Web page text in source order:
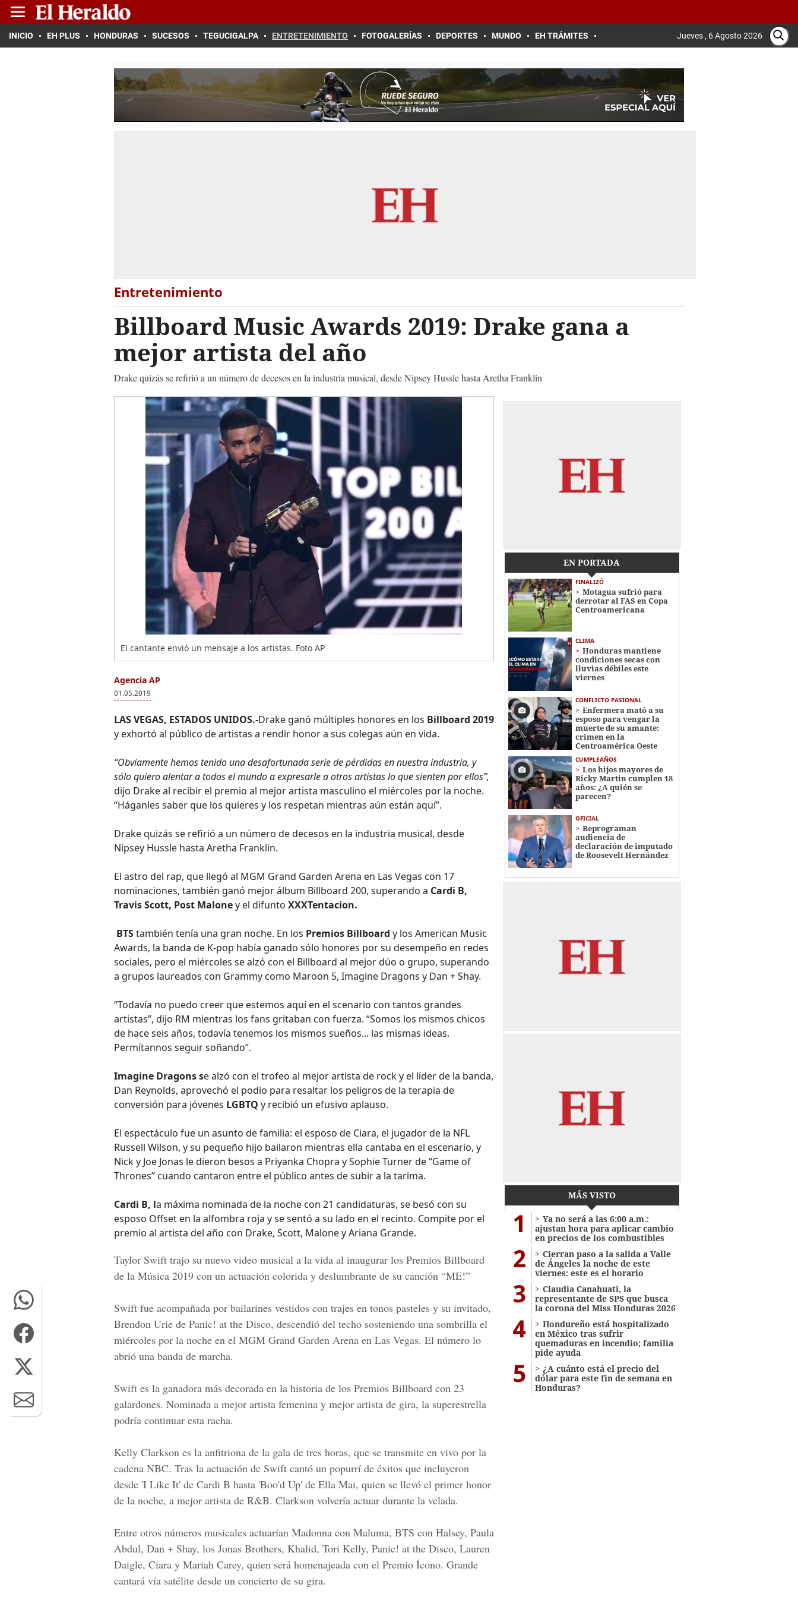
INICIO EH PLUS HONDURAS SUCESOS TEGUCIGALPA ENTRETENIMIENTO FOTOGALERÍAS DEPORTES MUNDO EH TRÁMITES Jueves , 6 Agosto 2026
Entretenimiento
Billboard Music Awards 2019: Drake gana a
mejor artista del año
Drake quizás se refirió a un número de decesos en la industria musical, desde Nipsey Hussle hasta Aretha Franklin
El cantante envió un mensaje a los artistas. Foto AP
Agencia AP
01.05.2019
LAS VEGAS, ESTADOS UNIDOS.-Drake ganó múltiples honores en los Billboard 2019
y exhortó al público de artistas a rendir honor a sus colegas aún en vida.
“Obviamente hemos tenido una desafortunada serie de pérdidas en nuestra industria, y
sólo quiero alentar a todos el mundo a expresarle a otros artistas lo que sienten por ellos”,
dijo Drake al recibir el premio al mejor artista masculino el miércoles por la noche.
“Háganles saber que los quieres y los respetan mientras aún están aquí”.
Drake quizás se refirió a un número de decesos en la industria musical, desde
Nipsey Hussle hasta Aretha Franklin.
El astro del rap, que llegó al MGM Grand Garden Arena en Las Vegas con 17
nominaciones, también ganó mejor álbum Billboard 200, superando a Cardi B,
Travis Scott, Post Maloney el difunto XXXTentacion.
BTStambién tenía una gran noche. En los Premios Billboard y los American Music
Awards, la banda de K-pop había ganado sólo honores por su desempeño en redes
sociales, pero el miércoles se alzó con el Billboard al mejor dúo o grupo, superando
a grupos laureados con Grammy como Maroon 5, Imagine Dragons y Dan + Shay.
“Todavía no puedo creer que estemos aquí en el scenario con tantos grandes
artistas”, dijo RM mientras los fans gritaban con fuerza. “Somos los mismos chicos
de hace seis años, todavía tenemos los mismos sueños... las mismas ideas.
Permítannos seguir soñando”.
Imagine Dragons se alzó con el trofeo al mejor artista de rock y el líder de la banda,
Dan Reynolds, aprovechó el podio para resaltar los peligros de la terapia de
conversión para jóvenes LGBTQ y recibió un efusivo aplauso.
El espectáculo fue un asunto de familia: el esposo de Ciara, el jugador de la NFL
Russell Wilson, y su pequeño hijo bailaron mientras ella cantaba en el escenario, y
Nick y Joe Jonas le dieron besos a Priyanka Chopra y Sophie Turner de “Game of
Thrones” cuando cantaron entre el público antes de subir a la tarima.
Cardi B, la máxima nominada de la noche con 21 candidaturas, se besó con su
esposo Offset en la alfombra roja y se sentó a su lado en el recinto. Compite por el
premio al artista del año con Drake, Scott, Malone y Ariana Grande.
Taylor Swift trajo su nuevo video musical a la vida al inaugurar los Premios Billboard
de la Música 2019 con un actuación colorida y deslumbrante de su canción “ME!”
Swift fue acompañada por bailarines vestidos con trajes en tonos pasteles y su invitado,
Brendon Urie de Panic! at the Disco, descendió del techo sosteniendo una sombrilla el
miércoles por la noche en el MGM Grand Garden Arena en Las Vegas. El número lo
abrió una banda de marcha.
Swift es la ganadora más decorada en la historia de los Premios Billboard con 23
galardones. Nominada a mejor artista femenina y mejor artista de gira, la superestrella
podría continuar esta racha.
Kelly Clarkson es la anfitriona de la gala de tres horas, que se transmite en vivo por la
cadena NBC. Tras la actuación de Swift cantó un popurrí de éxitos que incluyeron
desde 'I Like It' de Cardi B hasta 'Boo'd Up' de Ella Mai, quien se llevó el primer honor
de la noche, a mejor artista de R&B. Clarkson volvería actuar durante la velada.
Entre otros números musicales actuarían Madonna con Maluma, BTS con Halsey, Paula
Abdul, Dan + Shay, los Jonas Brothers, Khalid, Tori Kelly, Panic! at the Disco, Lauren
Daigle, Ciara y Mariah Carey, quien será homenajeada con el Premio Ícono. Grande
cantará vía satélite desde un concierto de su gira.
EN PORTADA
FINALIZÓ
Motagua sufrió para
derrotar al FAS en Copa
Centroamericana
CLIMA
Honduras mantiene
condiciones secas con
lluvias débiles este
viernes
CONFLICTO PASIONAL
Enfermera mató a su
esposo para vengar la
muerte de su amante:
crimen en la
Centroamérica Oeste
CUMPLEAÑOS
Los hijos mayores de
Ricky Martin cumplen 18
años: ¿A quién se
parecen?
OFICIAL
Reprograman
audiencia de
declaración de imputado
de Roosevelt Hernández
MÁS VISTO
1
Ya no será a las 6:00 a.m.:
ajustan hora para aplicar cambio
en precios de los combustibles
2
Cierran paso a la salida a Valle
de Ángeles la noche de este
viernes: este es el horario
3
Claudia Canahuati, la
representante de SPS que busca
la corona del Miss Honduras 2026
4
Hondureño está hospitalizado
en México tras sufrir
quemaduras en incendio; familia
pide ayuda
5
¿A cuánto está el precio del
dólar para este fin de semana en
Honduras?